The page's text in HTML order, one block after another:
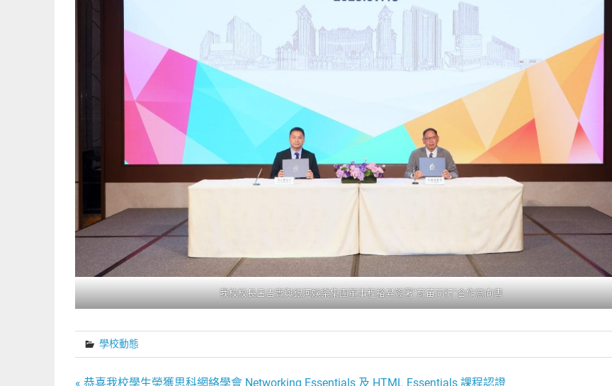
我校校長呂吉實與銀河娛樂集團董事程裕昇簽署“育苗同行”合作意向書
學校動態
« 恭喜我校學生榮獲思科網絡學會 Networking Essentials 及 HTML Essentials 課程認證